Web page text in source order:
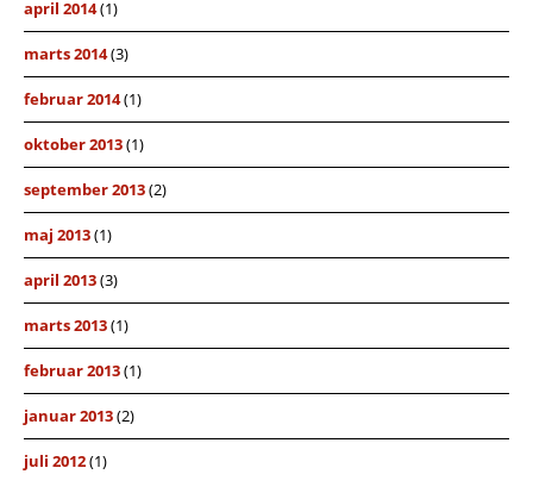
april 2014(1)
marts 2014(3)
februar 2014(1)
oktober 2013(1)
september 2013(2)
maj 2013(1)
april 2013(3)
marts 2013(1)
februar 2013(1)
januar 2013(2)
juli 2012(1)